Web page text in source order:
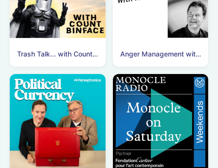
Trash Talk... with Count Binface Anger Management with Nick Clegg